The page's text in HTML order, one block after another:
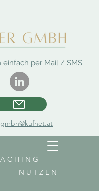
C H I N G
N U T Z E N
einfach per Mail / SMS